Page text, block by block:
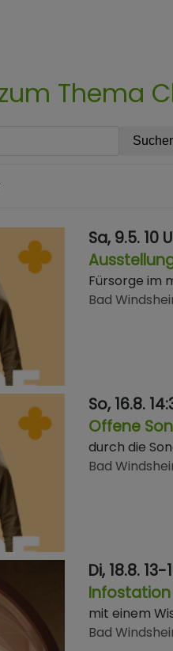
Thema
Sa, 9.5. 10
Fürsorge im
Bad
So, 16.8.
Offene
durch die
Bad
Di, 18.8. 13-
mit einem
Bad